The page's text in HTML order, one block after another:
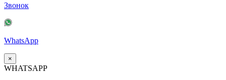
Звонок
WhatsApp
×
WHATSAPP